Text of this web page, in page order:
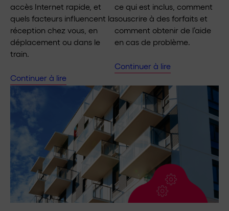
accès Internet rapide, et
quels facteurs influencent la
réception chez vous, en
déplacement ou dans le
train.
Continuer à lire
ce qui est inclus, comment
souscrire à des forfaits et
comment obtenir de l’aide
en cas de problème.
Continuer à lire